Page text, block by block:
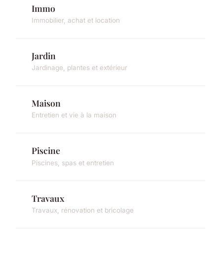
Immo
Immobilier, achat et location
Jardin
Jardinage, plantes et extérieur
Maison
Entretien et vie à la maison
Piscine
Piscines, spas et entretien
Travaux
Travaux, rénovation et bricolage